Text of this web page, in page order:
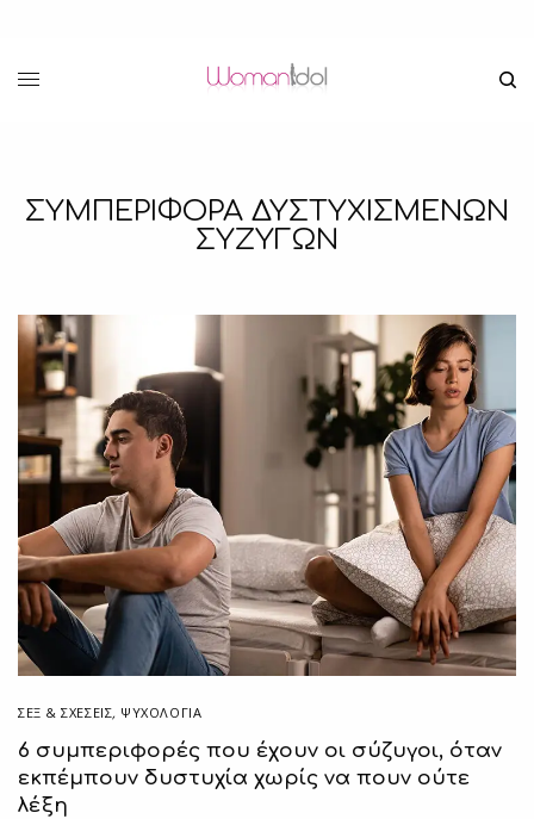
ΣΥΜΠΕΡΙΦΟΡΑ ΔΥΣΤΥΧΙΣΜΕΝΩΝ
ΣΥΖΥΓΩΝ
ΣΕΞ & ΣΧΈΣΕΙΣ, ΨΥΧΟΛΟΓΙΑ
6 συμπεριφορές που έχουν οι σύζυγοι, όταν
εκπέμπουν δυστυχία χωρίς να πουν ούτε
λέξη